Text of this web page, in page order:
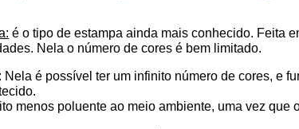
é o tipo de estampa ainda mais conhecido. Feita
Nela o número de cores é bem limitado.
: Nela é possível ter um infinito número de cores, e
menos poluente ao meio ambiente, uma vez